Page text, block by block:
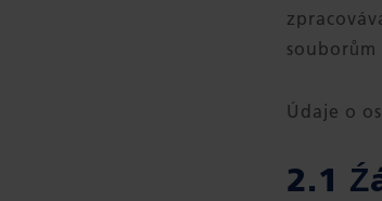
Údaje o
2.1